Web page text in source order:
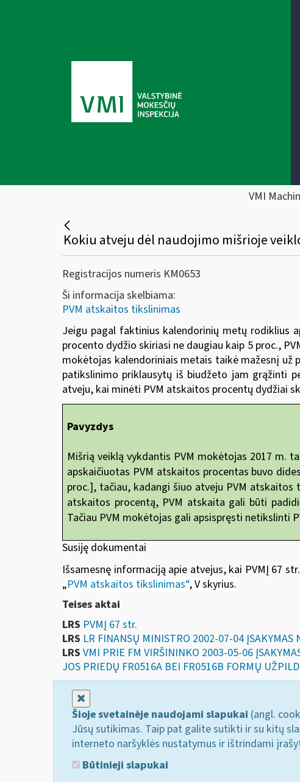
VMI
Kokiu atveju dėl naudojimo mišrioje
Registracijos numeris KM0653
Ši informacija skelbiama:
PVM atskaitos tikslinimas
Jeigu pagal faktinius kalendorinių metų rodiklius
procento dydžio skiriasi ne daugiau kaip 5 proc.,
mokėtojas kalendoriniais metais taikė mažesnį
patikslinimo priklausytų iš biudžeto jam grąžinti
atveju, kai minėti PVM atskaitos procentų dydžiai
Pavyzdys
Mišrią veiklą vykdantis PVM mokėtojas 2017 m.
apskaičiuotas PVM atskaitos procentas buvo
proc.], tačiau, kadangi šiuo atveju PVM
atskaitos procentą, PVM atskaita gali būti
Tačiau PVM mokėtojas gali apsispręsti netikslinti
Susiję dokumentai
Išsamesnę informaciją apie atvejus, kai PVMĮ 67
„PVM atskaitos tikslinimas“, V skyrius.
Teises aktai
LRS PVMĮ 67 str.
LRS LR FINANSŲ MINISTRO 2002-07-04 ĮSAKYMAS
LRS VMI PRIE FM VIRŠININKO 2003-05-06
JOS PRIEDŲ FR0516A BEI FR0516B FORMŲ
Šioje svetainėje naudojami slapukai (angl.
Jūsų sutikimas. Taip pat galite sutikti ir su kitų
interneto naršyklės nustatymus ir ištrindami
Būtinieji slapukai